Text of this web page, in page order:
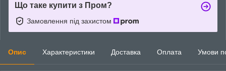
Що таке купити з Пром?
Замовлення під захистом
Опис Характеристики Доставка Оплата Умови